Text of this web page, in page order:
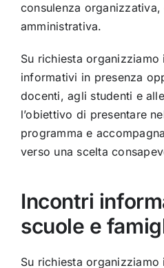
consulenza
amministrativa.
Su richiesta
informativi in presenza
docenti, agli studenti e
l’obiettivo di presentare
programma e
verso una scelta
Incontri
scuole e
Su richiesta